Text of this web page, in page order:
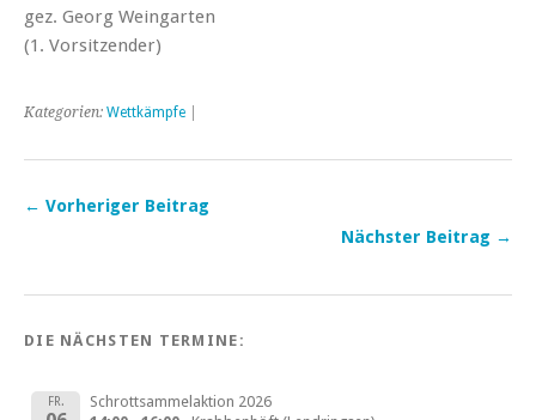
gez. Georg Weingarten
(1. Vorsitzender)
Kategorien: Wettkämpfe
← Vorheriger Beitrag
Nächster Beitrag →
DIE NÄCHSTEN TERMINE:
FR.
Schrottsammelaktion 2026